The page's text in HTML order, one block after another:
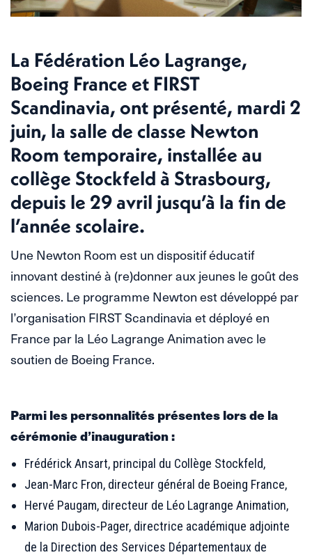
La Fédération Léo Lagrange,
Boeing France et FIRST
Scandinavia, ont présenté, mardi 2
juin, la salle de classe Newton
Room temporaire, installée au
collège Stockfeld à Strasbourg,
depuis le 29 avril jusqu’à la fin de
l’année scolaire.
Une Newton Room est un dispositif éducatif
innovant destiné à (re)donner aux jeunes le goût des
sciences. Le programme Newton est développé par
l’organisation FIRST Scandinavia et déployé en
France par la Léo Lagrange Animation avec le
soutien de ‌Boeing France.
Parmi les personnalités présentes lors de la
cérémonie d’inauguration :
Frédérick Ansart, principal du Collège Stockfeld,
Jean-Marc Fron, directeur général de Boeing France,
Hervé Paugam, directeur de Léo Lagrange Animation,
Marion Dubois-Pager, directrice académique adjointe
de la Direction des Services Départementaux de